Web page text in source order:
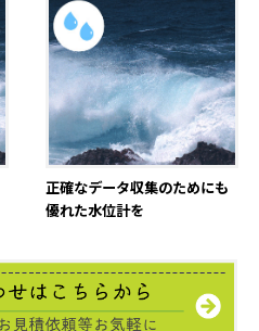
正確なデータ収集のためにも
優れた水位計を